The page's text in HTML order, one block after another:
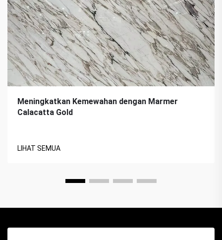
Meningkatkan Kemewahan dengan Marmer
Calacatta Gold
LIHAT SEMUA